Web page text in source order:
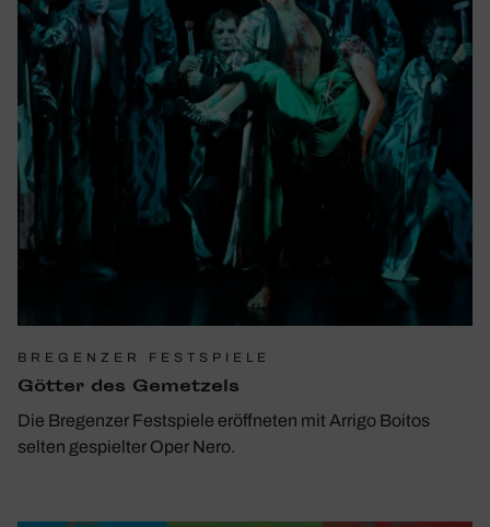
BREGENZER FESTSPIELE
Götter des Gemet­zels
Die Bregenzer Festspiele eröffneten mit Arrigo Boitos
selten gespielter Oper Nero.